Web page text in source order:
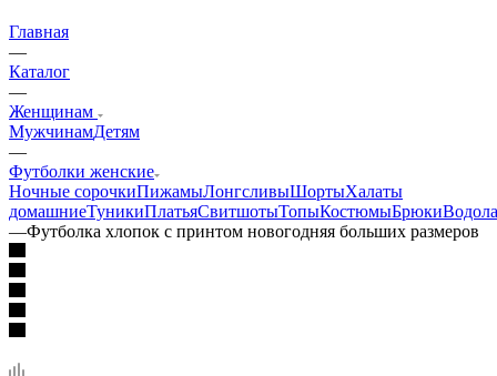
Главная
—
Каталог
—
Женщинам
МужчинамДетям
—
Футболки женские
Ночные сорочкиПижамыЛонгсливыШортыХалаты
домашниеТуникиПлатьяСвитшотыТопыКостюмыБрюки
—Футболка хлопок с принтом новогодняя больших размеров